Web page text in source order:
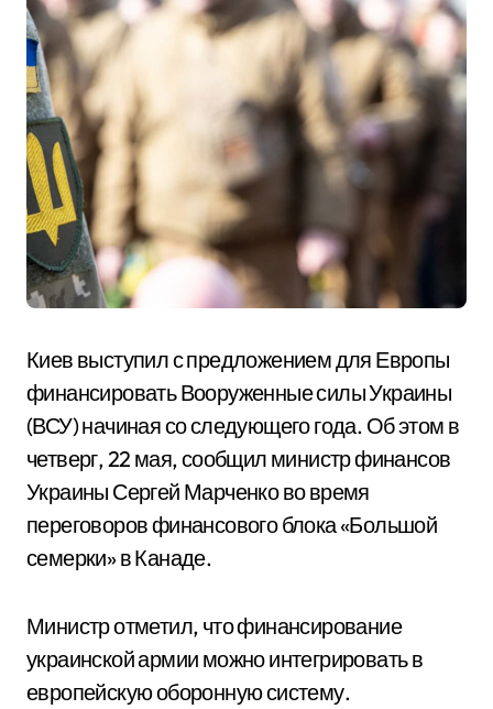
Киев выступил с предложением для Европы
финансировать Вооруженные силы Украины
(ВСУ) начиная со следующего года. Об этом в
четверг, 22 мая, сообщил министр финансов
Украины Сергей Марченко во время
переговоров финансового блока «Большой
семерки» в Канаде.
Министр отметил, что финансирование
украинской армии можно интегрировать в
европейскую оборонную систему.